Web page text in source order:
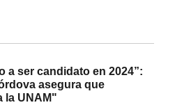
a ser candidato en 2024”:
asegura que
la UNAM"